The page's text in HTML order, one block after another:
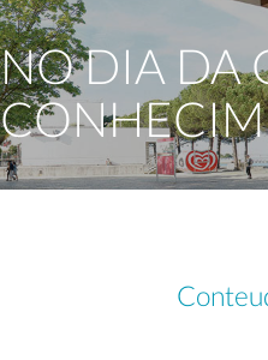
NO DIA DA